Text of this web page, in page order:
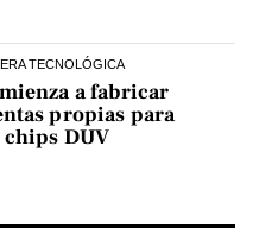
TECNOLÓGICA
a fabricar
propias para
DUV